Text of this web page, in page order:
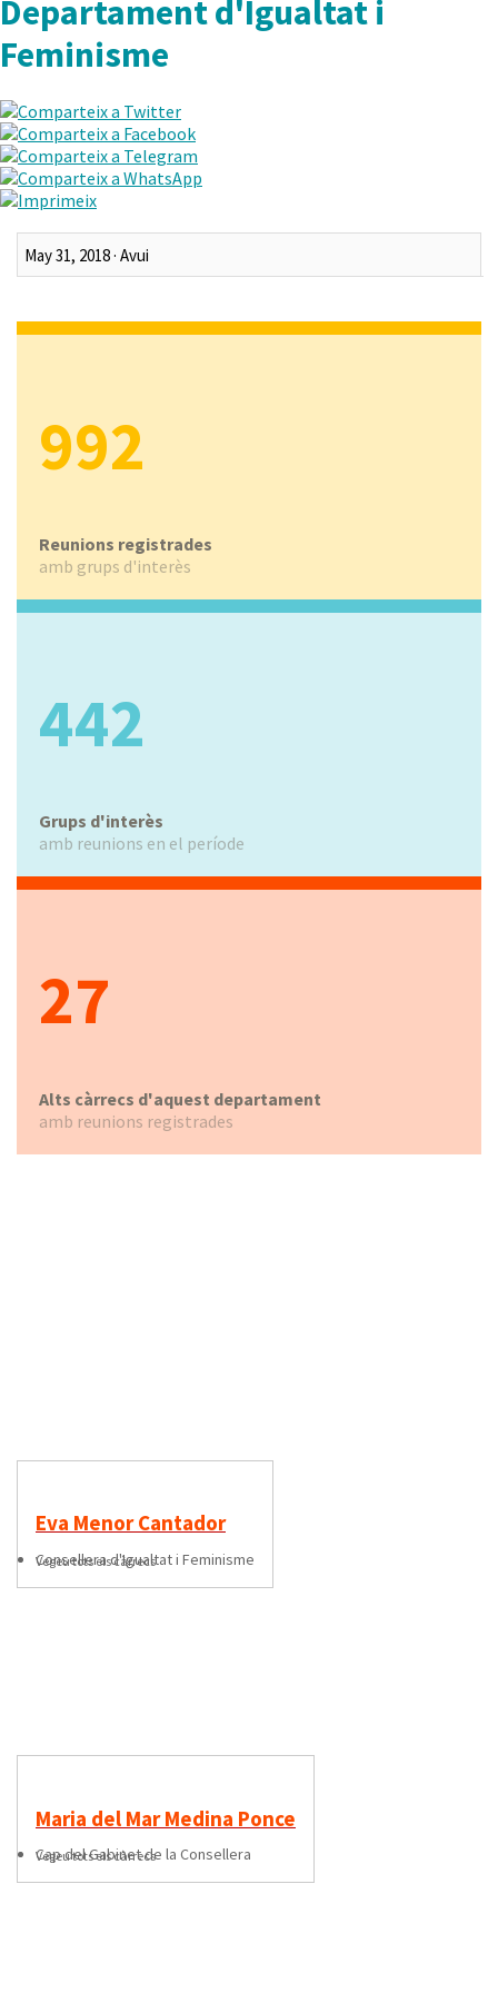
Departament d'Igualtat i
Feminisme
Darrers tres mesos
992
Reunions registrades
amb grups d'interès
442
Grups d'interès
amb reunions en el període
27
Alts càrrecs d'aquest departament
amb reunions registrades
Eva Menor Cantador
consellera d'Igualtat i Feminisme
Vegeu tots els càrrecs
Maria del Mar Medina Ponce
cap del Gabinet de la Consellera
Vegeu tots els càrrecs